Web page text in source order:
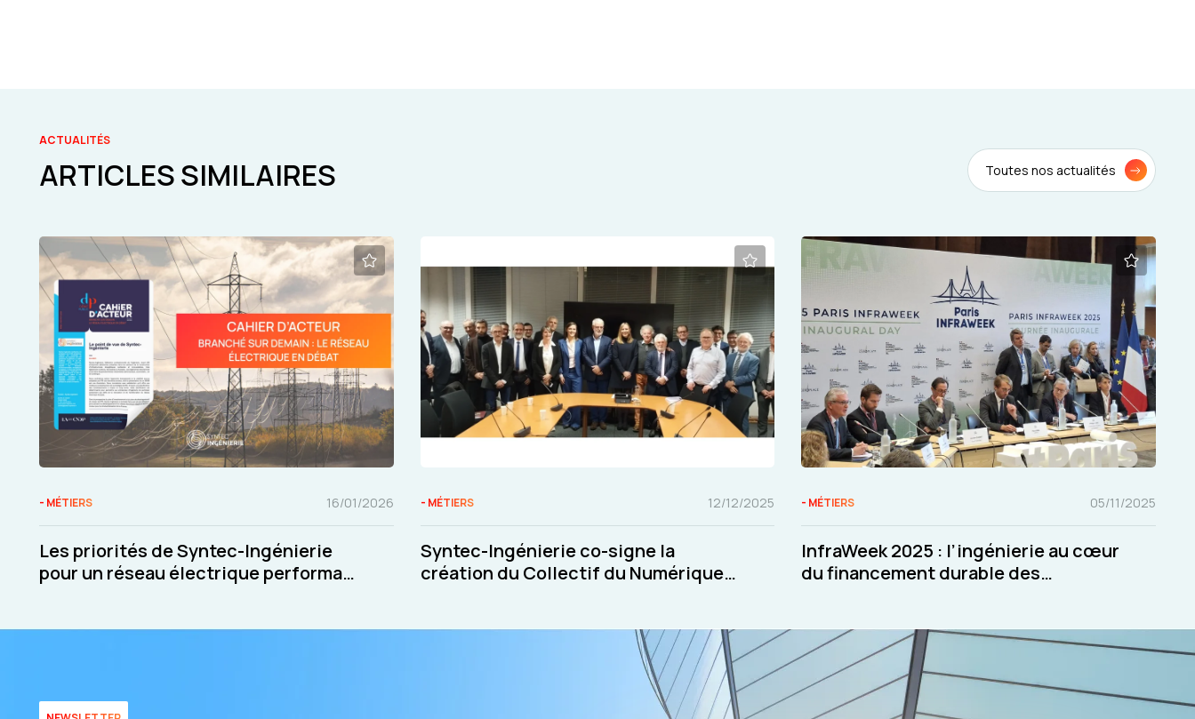
ACTUALITÉS
ARTICLES SIMILAIRES Toutes nos actualités
- MÉTIERS 16/01/2026
Les priorités de Syntec-Ingénierie
pour un réseau électrique performant
- MÉTIERS 12/12/2025
Syntec-Ingénierie co-signe la
création du Collectif du Numérique
- MÉTIERS 05/11/2025
InfraWeek 2025 : l’ingénierie au cœur
du financement durable des